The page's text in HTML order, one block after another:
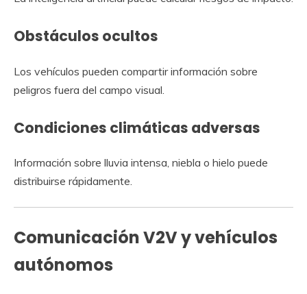
Obstáculos ocultos
Los vehículos pueden compartir información sobre
peligros fuera del campo visual.
Condiciones climáticas adversas
Información sobre lluvia intensa, niebla o hielo puede
distribuirse rápidamente.
Comunicación V2V y vehículos
autónomos